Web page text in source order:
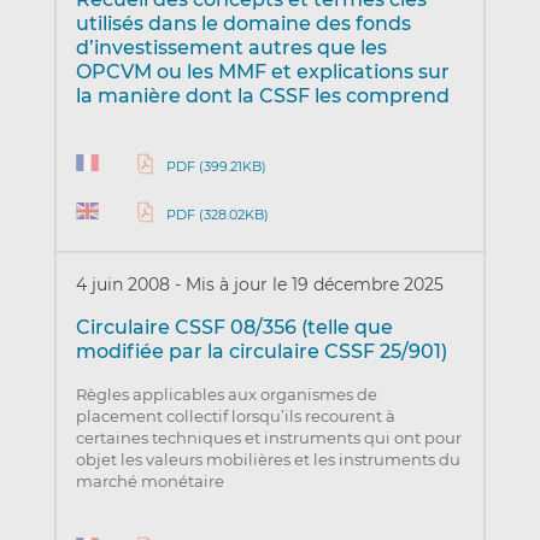
utilisés dans le domaine des fonds
d’investissement autres que les
OPCVM ou les MMF et explications sur
la manière dont la CSSF les comprend
PDF (399.21KB)
PDF (328.02KB)
4 juin 2008 - Mis à jour le 19 décembre 2025
Circulaire CSSF 08/356 (telle que
modifiée par la circulaire CSSF 25/901)
Règles applicables aux organismes de
placement collectif lorsqu’ils recourent à
certaines techniques et instruments qui ont pour
objet les valeurs mobilières et les instruments du
marché monétaire